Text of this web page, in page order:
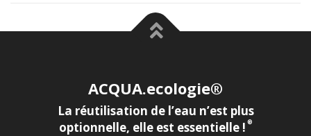
ACQUA.ecologie®
La réutilisation de l’eau n’est plus
optionnelle, elle est essentielle ! ®